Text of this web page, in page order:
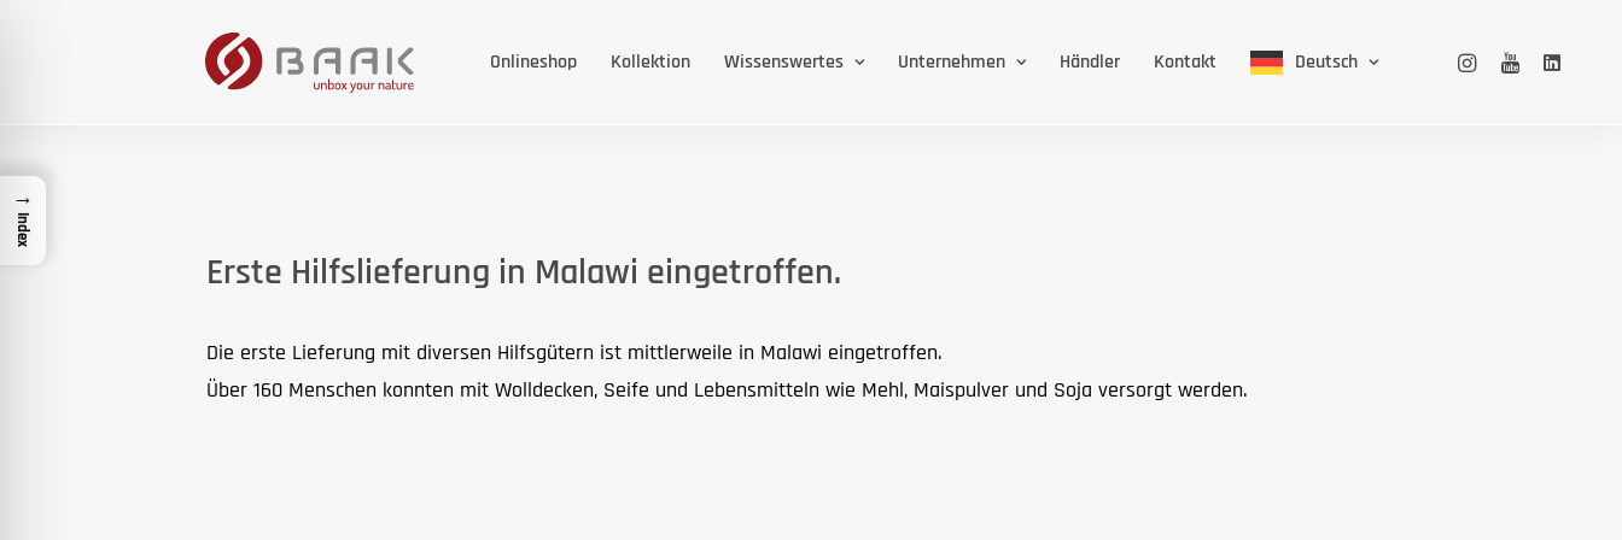
Onlineshop Kollektion Wissenswertes Unternehmen Händler Kontakt Deutsch
Erste Hilfslieferung in Malawi eingetroffen.
Die erste Lieferung mit diversen Hilfsgütern ist mittlerweile in Malawi eingetroffen.
Über 160 Menschen konnten mit Wolldecken, Seife und Lebensmitteln wie Mehl, Maispulver und Soja versorgt werden.
→
Index